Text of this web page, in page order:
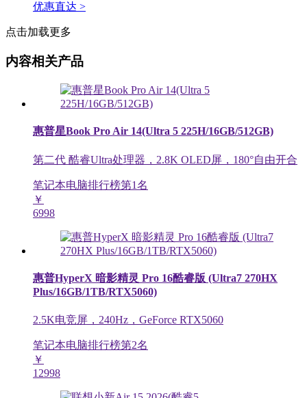
优惠直达 >
点击加载更多
内容相关产品
惠普星Book Pro Air 14(Ultra 5 225H/16GB/512GB)
第二代 酷睿Ultra处理器，2.8K OLED屏，180°自由开合
笔记本电脑排行榜第1名
￥
6998
惠普HyperX 暗影精灵 Pro 16酷睿版 (Ultra7 270HX
Plus/16GB/1TB/RTX5060)
2.5K电竞屏，240Hz，GeForce RTX5060
笔记本电脑排行榜第2名
￥
12998